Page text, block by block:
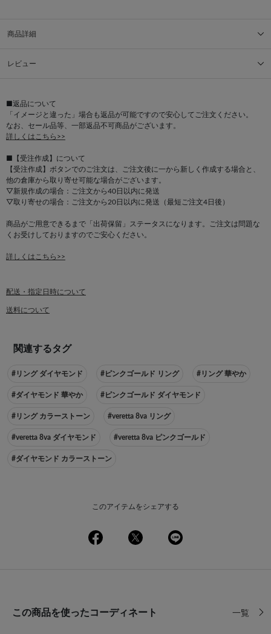
商品詳細
レビュー
■返品について
「イメージと違った」場合も返品が可能ですので安心してご注文ください。
なお、セール品等、一部返品不可商品がございます。
詳しくはこちら>>
■【受注作成】について
【受注作成】ボタンでのご注文は、ご注文後に一から新しく作成する場合と、
他の倉庫から取り寄せ可能な場合がございます。
▽新規作成の場合：ご注文から40日以内に発送
▽取り寄せの場合：ご注文から20日以内に発送（最短ご注文4日後）
商品がご用意できるまで「出荷保留」ステータスになります。ご注文は問題な
くお受けしておりますのでご安心ください。
詳しくはこちら>>
配送・指定日時について
送料について
関連するタグ
#リング ダイヤモンド #ピンクゴールド リング #リング 華やか
#ダイヤモンド 華やか #ピンクゴールド ダイヤモンド
#リング カラーストーン #veretta 8va リング
#veretta 8va ダイヤモンド #veretta 8va ピンクゴールド
#ダイヤモンド カラーストーン
このアイテムをシェアする
この商品を使ったコーディネート 一覧